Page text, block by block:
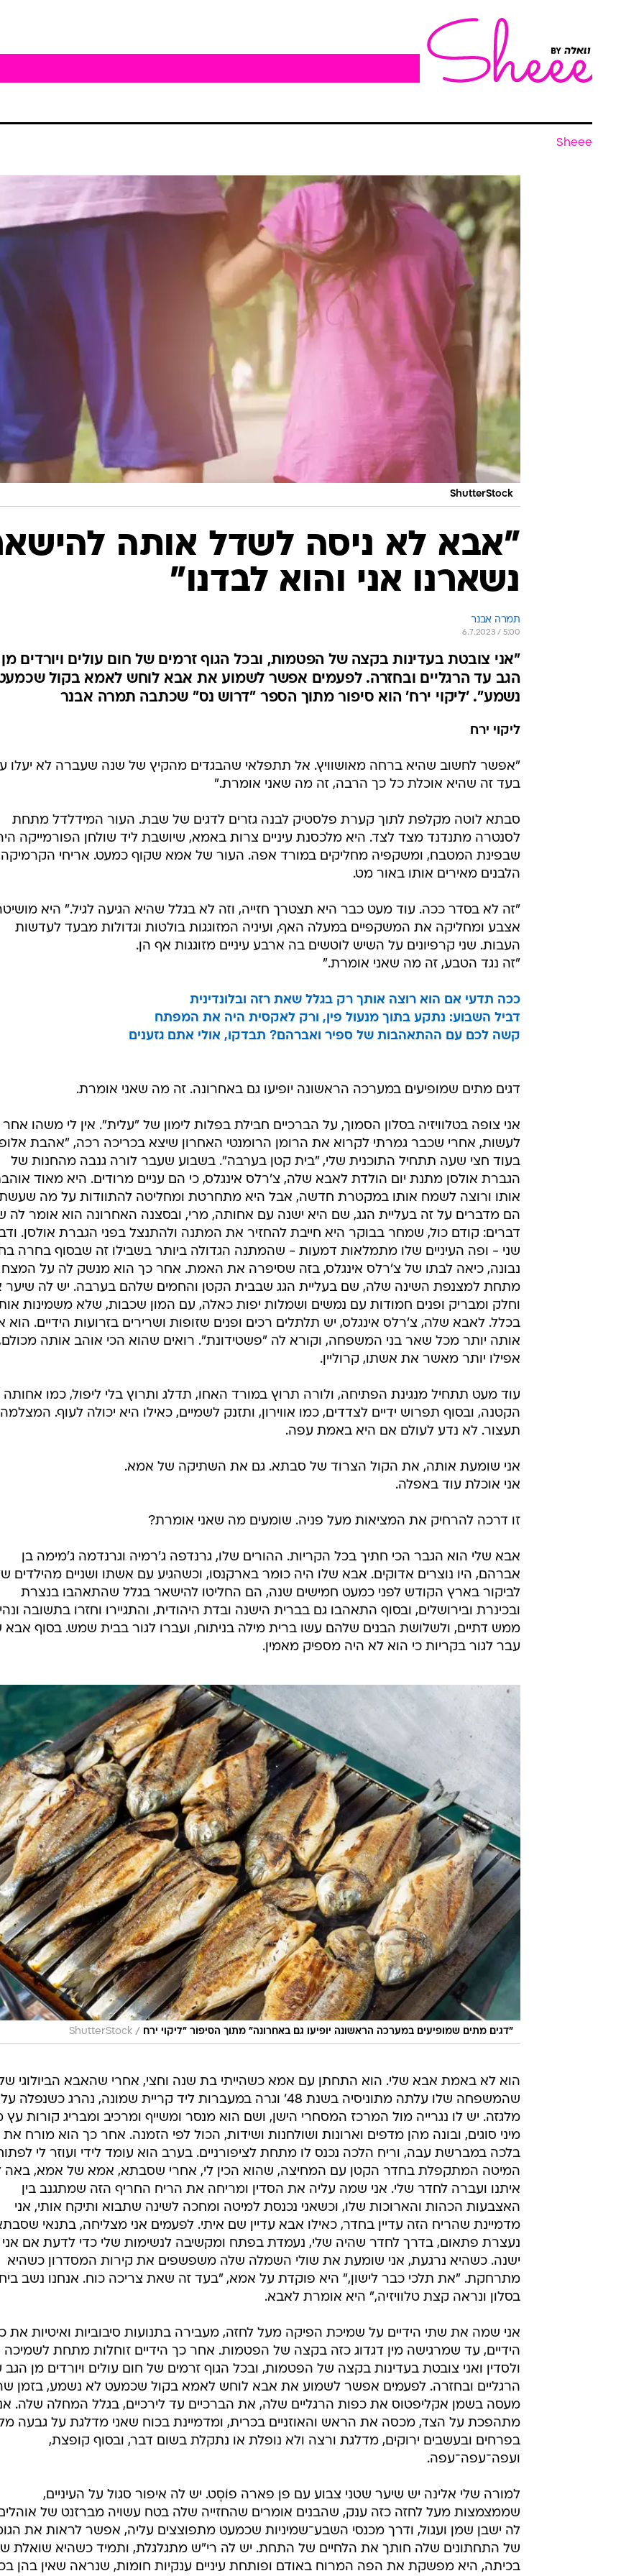
Sheee
ShutterStock
"אבא לא ניסה לשדל אותה
נשארנו אני והוא לבדנו"
תמרה אבנר
6.7.2023 / 5:00
"אני צובטת בעדינות בקצה של הפטמות, ובכל הגוף זרמים של חום עולים ויורדים מן
הגב עד הרגליים ובחזרה. לפעמים אפשר לשמוע את אבא לוחש לאמא בקול
נשמע". 'ליקוי ירח' הוא סיפור מתוך הספר "דרוש נס" שכתבה תמרה אבנר
ליקוי ירח
"אפשר לחשוב שהיא ברחה מאושוויץ. אל תתפלאי שהבגדים מהקיץ של שנה שעברה לא יעלו
בעד זה שהיא אוכלת כל כך הרבה, זה מה שאני אומרת."
סבתא לוטה מקלפת לתוך קערת פלסטיק לבנה גזרים לדגים של שבת. העור המידלדל מתחת
לסנטרה מתנדנד מצד לצד. היא מלכסנת עיניים צרות באמא, שיושבת ליד שולחן הפורמייקה
שבפינת המטבח, ומשקפיה מחליקים במורד אפה. העור של אמא שקוף כמעט. אריחי הקרמיקה
הלבנים מאירים אותו באור מט.
"זה לא בסדר ככה. עוד מעט כבר היא תצטרך חזייה, וזה לא בגלל שהיא הגיעה לגיל." היא
אצבע ומחליקה את המשקפיים במעלה האף, ועיניה המזוגגות בולטות וגדולות מבעד לעדשות
העבות. שני קרפיונים על השיש לוטשים בה ארבע עיניים מזוגגות אף הן.
"זה נגד הטבע, זה מה שאני אומרת."
ככה תדעי אם הוא רוצה אותך רק בגלל שאת רזה ובלונדינית
דביל השבוע: נתקע בתוך מנעול פין, ורק לאקסית היה את המפתח
קשה לכם עם ההתאהבות של ספיר ואברהם? תבדקו, אולי אתם גזענים
דגים מתים שמופיעים במערכה הראשונה יופיעו גם באחרונה. זה מה שאני אומרת.
אני צופה בטלוויזיה בסלון הסמוך, על הברכיים חבילת בפלות לימון של "עלית". אין לי משהו אחר
לעשות, אחרי שכבר גמרתי לקרוא את הרומן הרומנטי האחרון שיצא בכריכה רכה, "אהבת
בעוד חצי שעה תתחיל התוכנית שלי, "בית קטן בערבה". בשבוע שעבר לורה גנבה מהחנות של
הגברת אולסן מתנת יום הולדת לאבא שלה, צ'רלס אינגלס, כי הם עניים מרודים. היא מאוד
אותו ורוצה לשמח אותו במקטרת חדשה, אבל היא מתחרטת ומחליטה להתוודות על מה
הם מדברים על זה בעליית הגג, שם היא ישנה עם אחותה, מרי, ובסצנה האחרונה הוא אומר לה
דברים: קודם כול, שמחר בבוקר היא חייבת להחזיר את המתנה ולהתנצל בפני הגברת אולסן.
שני - ופה העיניים שלו מתמלאות דמעות - שהמתנה הגדולה ביותר בשבילו זה שבסוף בחרה
נבונה, כיאה לבתו של צ'רלס אינגלס, בזה שסיפרה את האמת. אחר כך הוא מנשק לה על המצח
מתחת למצנפת השינה שלה, שם בעליית הגג שבבית הקטן והחמים שלהם בערבה. יש לה שיער
וחלק ומבריק ופנים חמודות עם נמשים ושמלות יפות כאלה, עם המון שכבות, שלא משמינות
בכלל. לאבא שלה, צ'רלס אינגלס, יש תלתלים רכים ופנים שזופות ושרירים בזרועות הידיים. הוא
אותה יותר מכל שאר בני המשפחה, וקורא לה "פשטידונת". רואים שהוא הכי אוהב אותה
אפילו יותר מאשר את אשתו, קרוליין.
עוד מעט תתחיל מנגינת הפתיחה, ולורה תרוץ במורד האחו, תדלג ותרוץ בלי ליפול, כמו אחותה
הקטנה, ובסוף תפרוש ידיים לצדדים, כמו אווירון, ותזנק לשמיים, כאילו היא יכולה לעוף. המצלמה
תעצור. לא נדע לעולם אם היא באמת עפה.
אני שומעת אותה, את הקול הצרוד של סבתא. גם את השתיקה של אמא.
אני אוכלת עוד באפלה.
זו דרכה להרחיק את המציאות מעל פניה. שומעים מה שאני אומרת?
אבא שלי הוא הגבר הכי חתיך בכל הקריות. ההורים שלו, גרנדפה ג'רמיה וגרנדמה ג'מימה בן
אברהם, היו נוצרים אדוקים. אבא שלו היה כומר בארקנסו, וכשהגיע עם אשתו ושניים מהילדים
לביקור בארץ הקודש לפני כמעט חמישים שנה, הם החליטו להישאר בגלל שהתאהבו בנצרת
ובכינרת ובירושלים, ובסוף התאהבו גם בברית הישנה ובדת היהודית, והתגיירו וחזרו בתשובה
ממש דתיים, ולשלושת הבנים שלהם עשו ברית מילה בניתוח, ועברו לגור בבית שמש. בסוף אבא
עבר לגור בקריות כי הוא לא היה מספיק מאמין.
"דגים מתים שמופיעים במערכה הראשונה יופיעו גם באחרונה" מתוך הסיפור "ליקוי ירח /
ShutterStock
הוא לא באמת אבא שלי. הוא התחתן עם אמא כשהייתי בת שנה וחצי, אחרי שהאבא הביולוגי
שהמשפחה שלו עלתה מתוניסיה בשנת 48' וגרה במעברות ליד קריית שמונה, נהרג כשנפלה
מלגזה. יש לו נגרייה מול המרכז המסחרי הישן, ושם הוא מנסר ומשייף ומרכיב ומבריג קורות עץ
מיני סוגים, ובונה מהן מדפים וארונות ושולחנות ושידות, הכול לפי הזמנה. אחר כך הוא מורח
בלכה במברשת עבה, וריח הלכה נכנס לו מתחת לציפורניים. בערב הוא עומד לידי ועוזר לי
המיטה המתקפלת בחדר הקטן עם המחיצה, שהוא הכין לי, אחרי שסבתא, אמא של אמא, באה
איתנו ועברה לחדר שלי. אני שמה עליה את הסדין ומריחה את הריח החריף הזה שמתגנב בין
האצבעות הכהות והארוכות שלו, וכשאני נכנסת למיטה ומחכה לשינה שתבוא ותיקח אותי, אני
מדמיינת שהריח הזה עדיין בחדר, כאילו אבא עדיין שם איתי. לפעמים אני מצליחה, בתנאי
נעצרת פתאום, בדרך לחדר שהיה שלי, נעמדת בפתח ומקשיבה לנשימות שלי כדי לדעת אם
ישנה. כשהיא נרגעת, אני שומעת את שולי השמלה שלה משפשפים את קירות המסדרון כשהיא
מתרחקת. "את תלכי כבר לישון," היא פוקדת על אמא, "בעד זה שאת צריכה כוח. אנחנו נשב
בסלון ונראה קצת טלוויזיה," היא אומרת לאבא.
אני שמה את שתי הידיים על שמיכת הפיקה מעל לחזה, מעבירה בתנועות סיבוביות ואיטיות את
הידיים, עד שמרגישה מין דגדוג כזה בקצה של הפטמות. אחר כך הידיים זוחלות מתחת לשמיכה
ולסדין ואני צובטת בעדינות בקצה של הפטמות, ובכל הגוף זרמים של חום עולים ויורדים מן הגב
הרגליים ובחזרה. לפעמים אפשר לשמוע את אבא לוחש לאמא בקול שכמעט לא נשמע, בזמן
מעסה בשמן אקליפטוס את כפות הרגליים שלה, את הברכיים עד לירכיים, בגלל המחלה שלה.
מתהפכת על הצד, מכסה את הראש והאוזניים בכרית, ומדמיינת בכוח שאני מדלגת על גבעה
בפרחים ובעשבים ירוקים, מדלגת ורצה ולא נופלת או נתקלת בשום דבר, ובסוף קופצת,
ועפה־עפה־עפה.
למורה שלי אלינה יש שיער שטני צבוע עם פן פארה פוֹסֶט. יש לה איפור סגול על העיניים,
שממצמצות מעל לחזה כזה ענק, שהבנים אומרים שהחזייה שלה בטח עשויה מברזנט של
לה ישבן שמן ועגול, ודרך מכנסי השבע־שמיניות שכמעט מתפוצצים עליה, אפשר לראות את
של התחתונים שלה חותך את הלחיים של התחת. יש לה רי"ש מתגלגלת, ותמיד כשהיא שואלת
בכיתה, היא מפשקת את הפה המרוח באודם ופותחת עיניים ענקיות חומות, שנראה שאין בהן